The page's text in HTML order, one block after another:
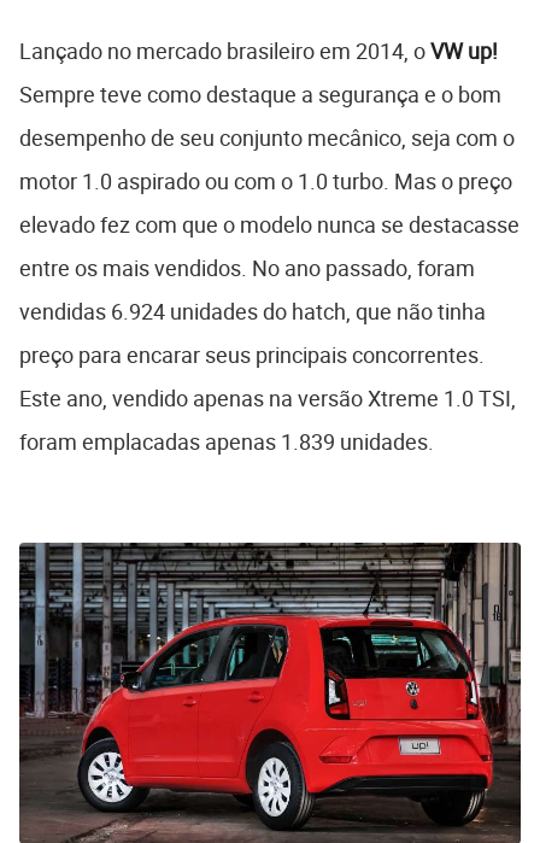
Lançado no mercado brasileiro em 2014, oVW up!
Sempre teve como destaque a segurança e o bom
desempenho de seu conjunto mecânico, seja com o
motor 1.0 aspirado ou com o 1.0 turbo. Mas o preço
elevado fez com que o modelo nunca se destacasse
entre os mais vendidos. No ano passado, foram
vendidas 6.924 unidades do hatch, que não tinha
preço para encarar seus principais concorrentes.
Este ano, vendido apenas na versão Xtreme 1.0 TSI,
foram emplacadas apenas 1.839 unidades.